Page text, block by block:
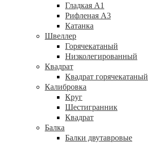
Гладкая А1
Рифленая А3
Катанка
Швеллер
Горячекатаный
Низколегированный
Квадрат
Квадрат горячекатаный
Калибровка
Круг
Шестигранник
Квадрат
Балка
Балки двутавровые